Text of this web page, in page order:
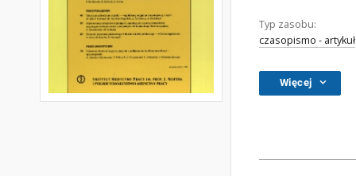
Typ zasobu:
czasopismo - artykuł
Więcej